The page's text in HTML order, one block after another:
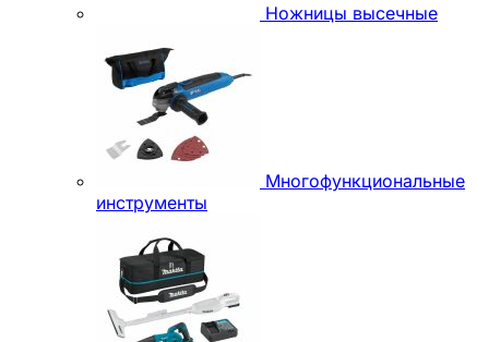
Ножницы высечные
Многофункциональные
инструменты